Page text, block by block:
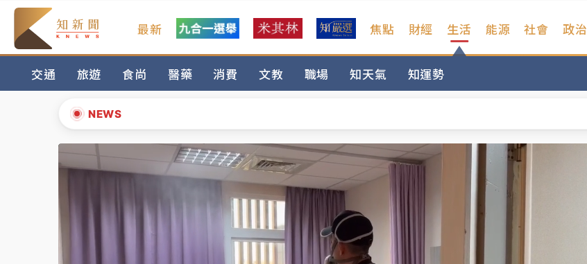
最新 焦點 財經 生活
交通 旅遊 食尚 醫藥 消費 文教 職場 知天氣 知運勢
能源 社會 政治
NEWS
中颱白海豚進逼！台北喜來登圍籬傾倒砸傷人 民權西路鷹架倒塌壓2車
有片｜ 白海豚暴風圈逼近！新北淡水赫見龍捲風 榕樹連根拔起
中颱白海豚風雨來了！中部以北防豪雨 今晚、明天影響最劇烈
白海豚逼近！北市水門只出不進 未移置車輛最高罰4800＋拖吊費
油價持續凍漲！ 中油宣布下周一汽柴油價格維持不變
中颱白海豚進逼！台北喜來登圍籬傾倒砸傷人 民權西路鷹架倒塌壓2車
▲